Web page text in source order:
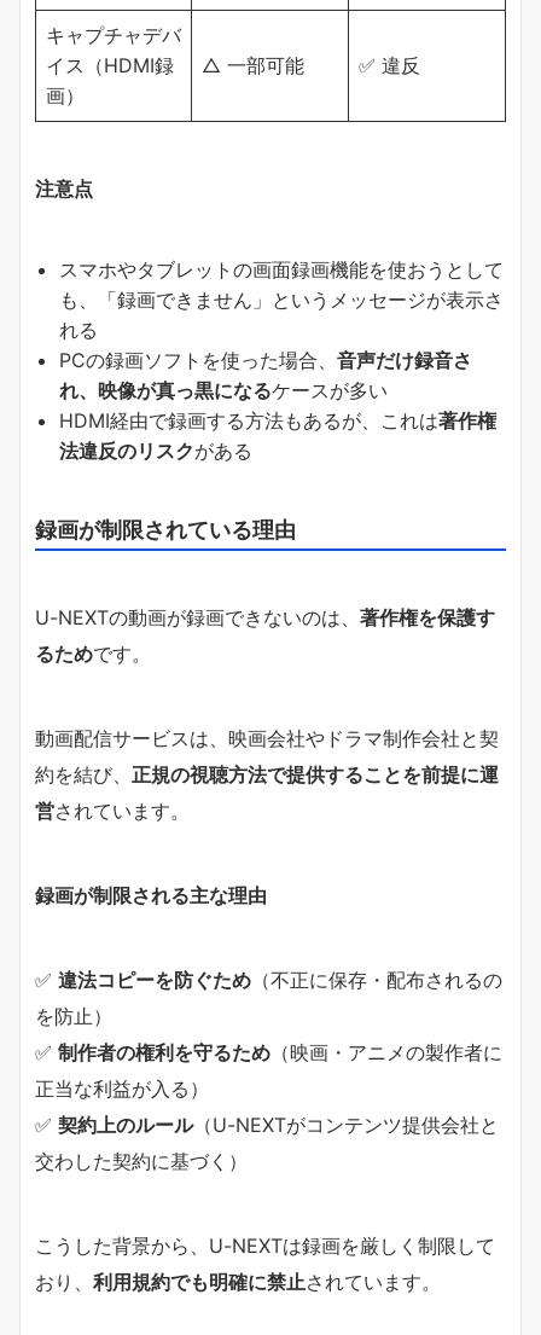
キャプチャデバ
イス（HDMI録
画）
△ 一部可能 ✅ 違反
注意点
スマホやタブレットの画面録画機能を使おうとして
も、「録画できません」というメッセージが表示さ
れる
PCの録画ソフトを使った場合、 音声だけ録音さ
れ、映像が真っ黒になるケースが多い
HDMI経由で録画する方法もあるが、これは著作権
法違反のリスクがある
録画が制限されている理由
U-NEXTの動画が録画できないのは、 著作権を保護す
るためです。
動画配信サービスは、映画会社やドラマ制作会社と契
約を結び、 正規の視聴方法で提供することを前提に運
営されています。
録画が制限される主な理由
✅ 違法コピーを防ぐため （不正に保存・配布されるの
を防止）
✅ 制作者の権利を守るため （映画・アニメの製作者に
正当な利益が入る）
✅ 契約上のルール（U-NEXTがコンテンツ提供会社と
交わした契約に基づく）
こうした背景から、U-NEXTは録画を厳しく制限して
おり、 利用規約でも明確に禁止されています。